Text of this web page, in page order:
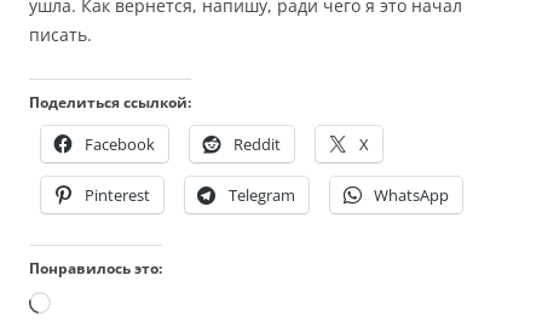
ушла. Как вернется, напишу, ради чего я это начал
писать.
Поделиться ссылкой:
Facebook Reddit X
Pinterest Telegram WhatsApp
Понравилось это:
Загрузка…